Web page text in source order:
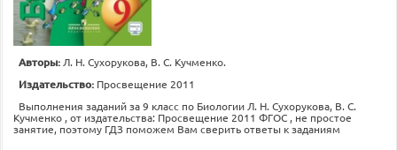
Авторы: Л. Н. Сухорукова, В. С. Кучменко.
Издательство: Просвещение 2011
Выполнения заданий за 9 класс по Биологии Л. Н. Сухорукова, В. С.
Кучменко , от издательства: Просвещение 2011 ФГОС , не простое
занятие, поэтому ГДЗ поможем Вам сверить ответы к заданиям